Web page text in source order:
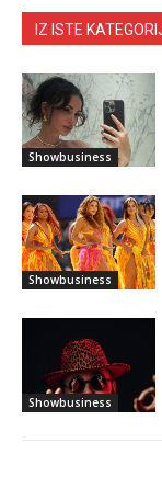
IZ ISTE
Showbusiness
Showbusiness
Showbusiness